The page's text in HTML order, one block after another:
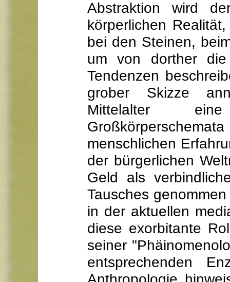
Abstraktion wird
körperlichen
bei den Steinen,
um von dorther die
Tendenzen
grober Skizze
Mittelalter
menschlichen
der bürgerlichen
Geld als
Tausches
in der aktuellen
diese exorbitante
seiner
entsprechenden